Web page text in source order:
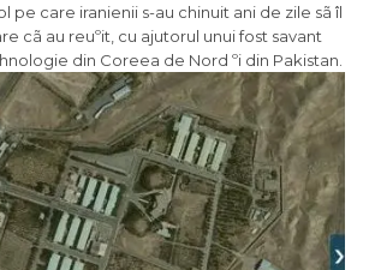
pe care iranienii s-au chinuit ani de zile sã îl
cã au reuºit, cu ajutorul unui fost savant
din Coreea de Nord ºi din Pakistan.